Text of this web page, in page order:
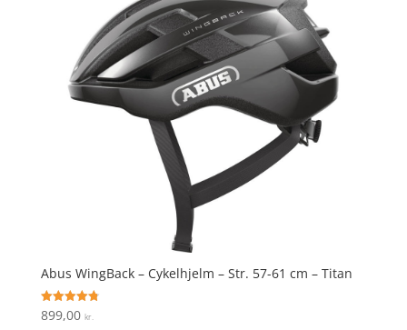
Abus WingBack – Cykelhjelm – Str. 57-61 cm – Titan
Vurderet
4.8
899,00 kr.